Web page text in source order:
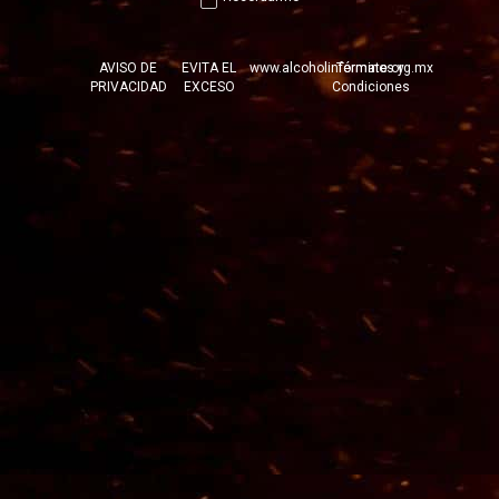
PRODUCTOS RELACIONADOS
© 2026 Tequilera Corralejo S.A. de C.V.
Corralejo, Pénjamo, Guanajuato C.P. 36927
Tels. 01 (469) 696 4104, 05 y 06.
AVISO DE
PRIVACIDAD
EVITA EL
EXCESO
www.alcoholinformate.org.mx
Términos y
Condiciones